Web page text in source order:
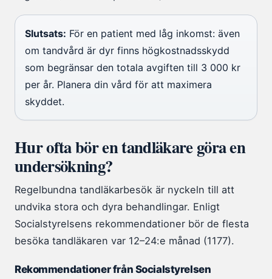
Slutsats: För en patient med låg inkomst: även
om tandvård är dyr finns högkostnadsskydd
som begränsar den totala avgiften till 3 000 kr
per år. Planera din vård för att maximera
skyddet.
Hur ofta bör en tandläkare göra en
undersökning?
Regelbundna tandläkarbesök är nyckeln till att
undvika stora och dyra behandlingar. Enligt
Socialstyrelsens rekommendationer bör de flesta
besöka tandläkaren var 12–24:e månad (1177).
Rekommendationer från Socialstyrelsen